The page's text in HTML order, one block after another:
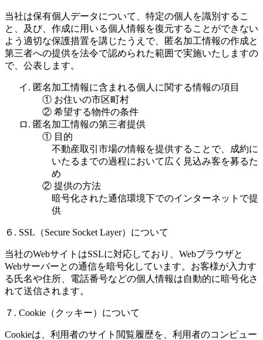
当社は保有個人データについて、特定の個人を識別するこ
と、及び、作成に用いる個人情報を復元することができない
よう適切な保護措置を講じたうえで、匿名加工情報の作成と
第三者への提供を法令で認められた範囲で実施いたしますの
で、公表します。
イ. 匿名加工情報に含まれる個人に関する情報の項目
① お住いの市区町村
② 希望する物件の条件
ロ. 匿名加工情報の第三者提供
① 目的
不動産取引市場の情報を提供することで、成約に
いたるまでの過程において広く見込み客を募るた
め
② 提供の方法
暗号化された通信環境下でのインターネットで提
供
６. SSL（Secure Socket Layer）について
当社のWebサイトはSSLに対応しており、Webブラウザと
Webサーバーとの通信を暗号化しています。お客様が入力す
る氏名や住所、電話番号などの個人情報は自動的に暗号化さ
れて送信されます。
７. Cookie（クッキー）について
Cookieは、利用者のサイト閲覧履歴を、利用者のコンピュー